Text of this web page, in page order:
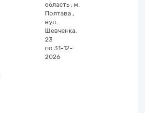
область , м.
Полтава ,
вул.
Шевченка,
23
по 31-12-
2026